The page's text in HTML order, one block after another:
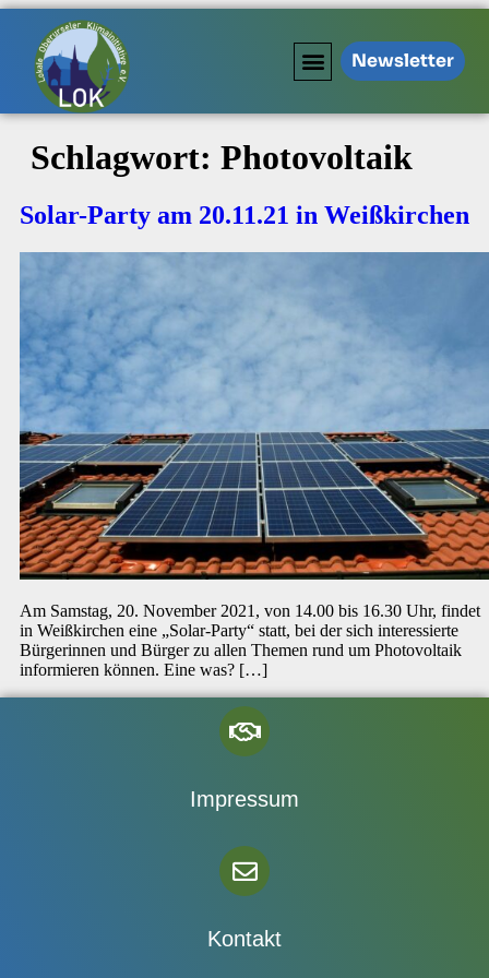
Newsletter
Schlagwort: Photovoltaik
Solar-Party am 20.11.21 in Weißkirchen
Am Samstag, 20. November 2021, von 14.00 bis 16.30 Uhr, findet
in Weißkirchen eine „Solar-Party“ statt, bei der sich interessierte
Bürgerinnen und Bürger zu allen Themen rund um Photovoltaik
informieren können. Eine was? […]
Impressum
Kontakt